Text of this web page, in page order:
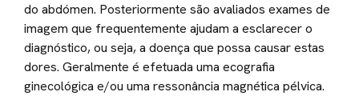
do abdómen. Posteriormente são avaliados exames de
imagem que frequentemente ajudam a esclarecer o
diagnóstico, ou seja, a doença que possa causar estas
dores. Geralmente é efetuada uma ecografia
ginecológica e/ou uma ressonância magnética pélvica.